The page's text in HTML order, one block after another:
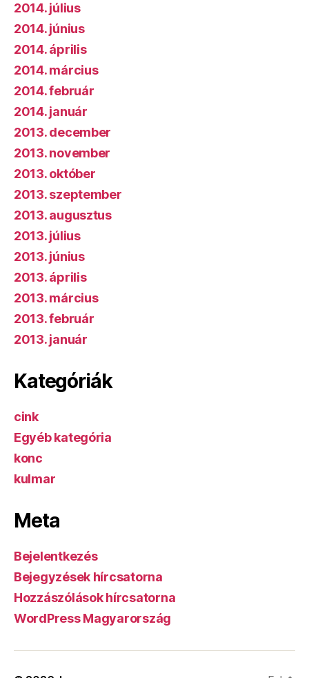
2014. július
2014. június
2014. április
2014. március
2014. február
2014. január
2013. december
2013. november
2013. október
2013. szeptember
2013. augusztus
2013. július
2013. június
2013. április
2013. március
2013. február
2013. január
Kategóriák
cink
Egyéb kategória
konc
kulmar
Meta
Bejelentkezés
Bejegyzések hírcsatorna
Hozzászólások hírcsatorna
WordPress Magyarország